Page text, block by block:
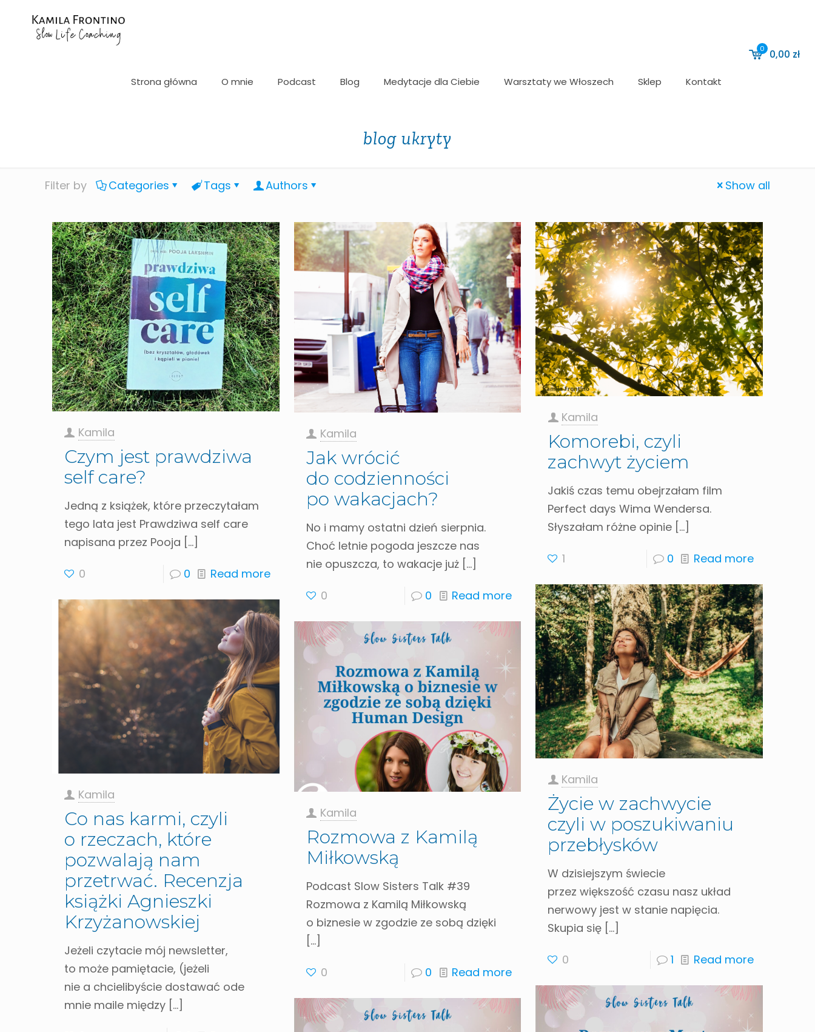
Strona główna O mnie Podcast Blog Medytacje dla Ciebie Warsztaty we Włoszech Sklep Kontakt
0 0,00 zł
blog ukryty
Filter by Categories Tags Authors Show all
Kamila
Czym jest prawdziwa
self care?
Jedną z książek, które przeczytałam
tego lata jest Prawdziwa self care
napisana przez Pooja […]
0 0 Read more
Kamila
Jak wrócić
do codzienności
po wakacjach?
No i mamy ostatni dzień sierpnia.
Choć letnie pogoda jeszcze nas
nie opuszcza, to wakacje już[…]
0 0 Read more
Kamila
Komorebi, czyli
zachwyt życiem
Jakiś czas temu obejrzałam film
Perfect days Wima Wendersa.
Słyszałam różne opinie […]
1 0 Read more
Kamila
Życie w zachwycie
czyli w poszukiwaniu
przebłysków
W dzisiejszym świecie
przez większość czasu nasz układ
nerwowy jest w stanie napięcia.
Skupia się […]
0 1 Read more
Kamila
Co nas karmi, czyli
o rzeczach, które
pozwalają nam
przetrwać. Recenzja
książki Agnieszki
Krzyżanowskiej
Jeżeli czytacie mój newsletter,
to może pamiętacie, (jeżeli
nie a chcielibyście dostawać ode
mnie maile między[…]
Kamila
Rozmowa z Kamilą
Miłkowską
Podcast Slow Sisters Talk #39
Rozmowa z Kamilą Miłkowską
o biznesie w zgodzie ze sobą dzięki
[…]
0 0 Read more